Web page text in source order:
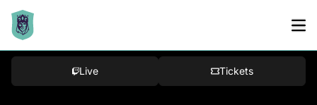
Live Tickets